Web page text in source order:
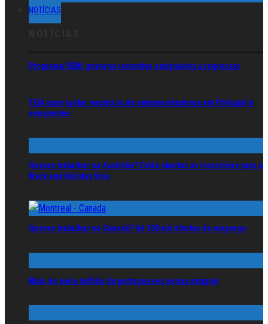
NOTÍCIAS
Programa VEM: governo incentiva emigrantes a regressar
TEIA quer juntar negócios de empreendedores em Portugal e
emigrantes
Queres trabalhar na Austrália? Estão abertas as inscrições para o
Work and Holiday Visa
Queres trabalhar no Canadá? Há 100 mil ofertas de emprego
Mais de meio milhão de portugueses pensa emigrar